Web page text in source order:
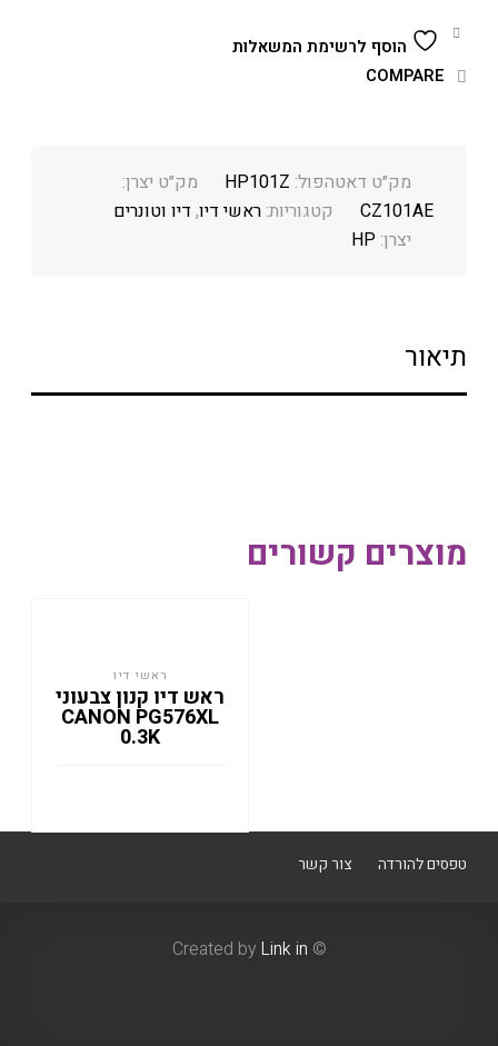
הוסף לרשימת המשאלות
COMPARE
מק״ט דאטהפול: HP101Z
מק״ט יצרן:
CZ101AE
קטגוריות:ראשי דיו, דיו וטונרים
יצרן:HP
תיאור
מוצרים קשורים
ראשי דיו
ראש דיו קנון צבעוני
CANON PG576XL
0.3K
טפסים להורדה צור קשר
© Created by
Link in